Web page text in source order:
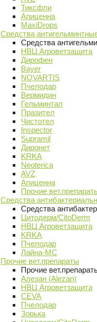
Тиксфли
Апиценна
MaxiDrops
Средства
Средства
НВЦ Агроветзащита
Дирофен
Bayer
NOVARTIS
Пчелодар
Вермидин
Гельминтал
Празител
Чистотел
Inspector
Supramil
Диронет
KRKA
Neoterica
AVZ
Апиценна
Прочие
Средства
Средства
Цитодерм/CitoDerm
НВЦ Агроветзащита
KRKA
Пчелодар
Лайна-МС
Прочие вет.препараты
Прочие
Алезан (Alezan)
НВЦ Агроветзащита
CEVA
Пчелодар
Зорька